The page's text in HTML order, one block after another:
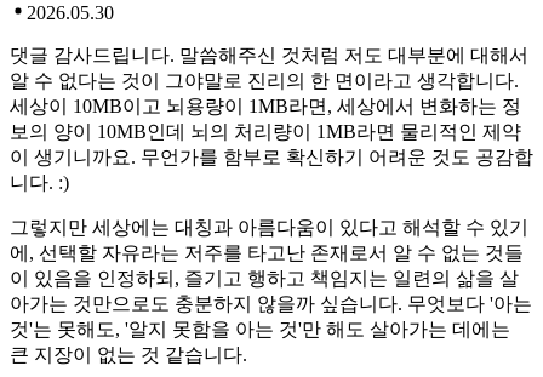
2026.05.30
댓글 감사드립니다. 말씀해주신 것처럼 저도 대부분에 대해서
알 수 없다는 것이 그야말로 진리의 한 면이라고 생각합니다.
세상이 10MB이고 뇌용량이 1MB라면, 세상에서 변화하는 정
보의 양이 10MB인데 뇌의 처리량이 1MB라면 물리적인 제약
이 생기니까요. 무언가를 함부로 확신하기 어려운 것도 공감합
니다. :)
그렇지만 세상에는 대칭과 아름다움이 있다고 해석할 수 있기
에, 선택할 자유라는 저주를 타고난 존재로서 알 수 없는 것들
이 있음을 인정하되, 즐기고 행하고 책임지는 일련의 삶을 살
아가는 것만으로도 충분하지 않을까 싶습니다. 무엇보다 '아는
것'는 못해도, '알지 못함을 아는 것'만 해도 살아가는 데에는
큰 지장이 없는 것 같습니다.